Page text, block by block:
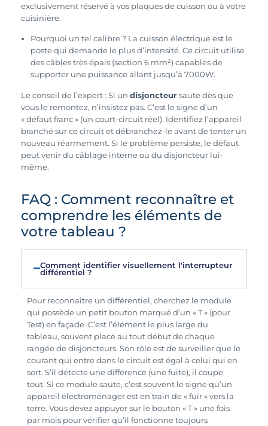
exclusivement réservé à vos plaques de cuisson ou à votre
cuisinière.
Pourquoi un tel calibre ? La cuisson électrique est le
poste qui demande le plus d’intensité. Ce circuit utilise
des câbles très épais (section 6 mm²) capables de
supporter une puissance allant jusqu’à 7000W.
Le conseil de l’expert : Si un disjoncteursaute dès que
vous le remontez, n’insistez pas. C’est le signe d’un
« défaut franc » (un court-circuit réel). Identifiez l’appareil
branché sur ce circuit et débranchez-le avant de tenter un
nouveau réarmement. Si le problème persiste, le défaut
peut venir du câblage interne ou du disjoncteur lui-
même.
FAQ : Comment reconnaître et
comprendre les éléments de
votre tableau ?
Comment identifier visuellement l'interrupteur
différentiel ?
Pour reconnaître un différentiel, cherchez le module
qui possède un petit bouton marqué d’un « T » (pour
Test) en façade. C’est l’élément le plus large du
tableau, souvent placé au tout début de chaque
rangée de disjoncteurs. Son rôle est de surveiller que le
courant qui entre dans le circuit est égal à celui qui en
sort. S’il détecte une différence (une fuite), il coupe
tout. Si ce module saute, c’est souvent le signe qu’un
appareil électroménager est en train de « fuir » vers la
terre. Vous devez appuyer sur le bouton « T » une fois
par mois pour vérifier qu’il fonctionne toujours